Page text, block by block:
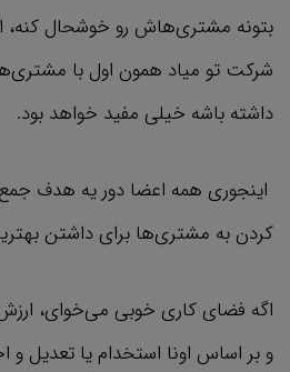
بتونه مشتری‌هاش رو خوشحال کنه،
شرکت تو میاد همون اول با
داشته باشه خیلی مفید خواهد بود.
اینجوری همه اعضا دور یه هدف
کردن به مشتری‌ها برای داشتن
اگه فضای کاری خوبی می‌خوای،
و بر اساس اونا استخدام یا تعدیل و